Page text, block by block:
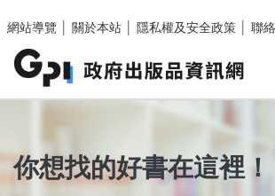
網站導覽
關於本站 隱私權及安全政策 聯
你想找的好書在這裡！